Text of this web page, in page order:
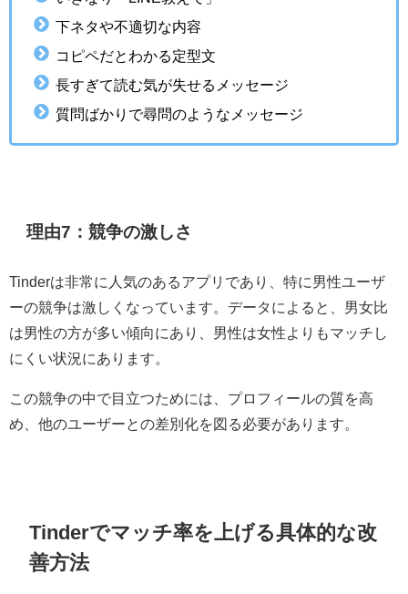
下ネタや不適切な内容
コピペだとわかる定型文
長すぎて読む気が失せるメッセージ
質問ばかりで尋問のようなメッセージ
理由7：競争の激しさ
Tinderは非常に人気のあるアプリであり、特に男性ユーザ
ーの競争は激しくなっています。データによると、男女比
は男性の方が多い傾向にあり、男性は女性よりもマッチし
にくい状況にあります。
この競争の中で目立つためには、プロフィールの質を高
め、他のユーザーとの差別化を図る必要があります。
Tinderでマッチ率を上げる具体的な改
善方法